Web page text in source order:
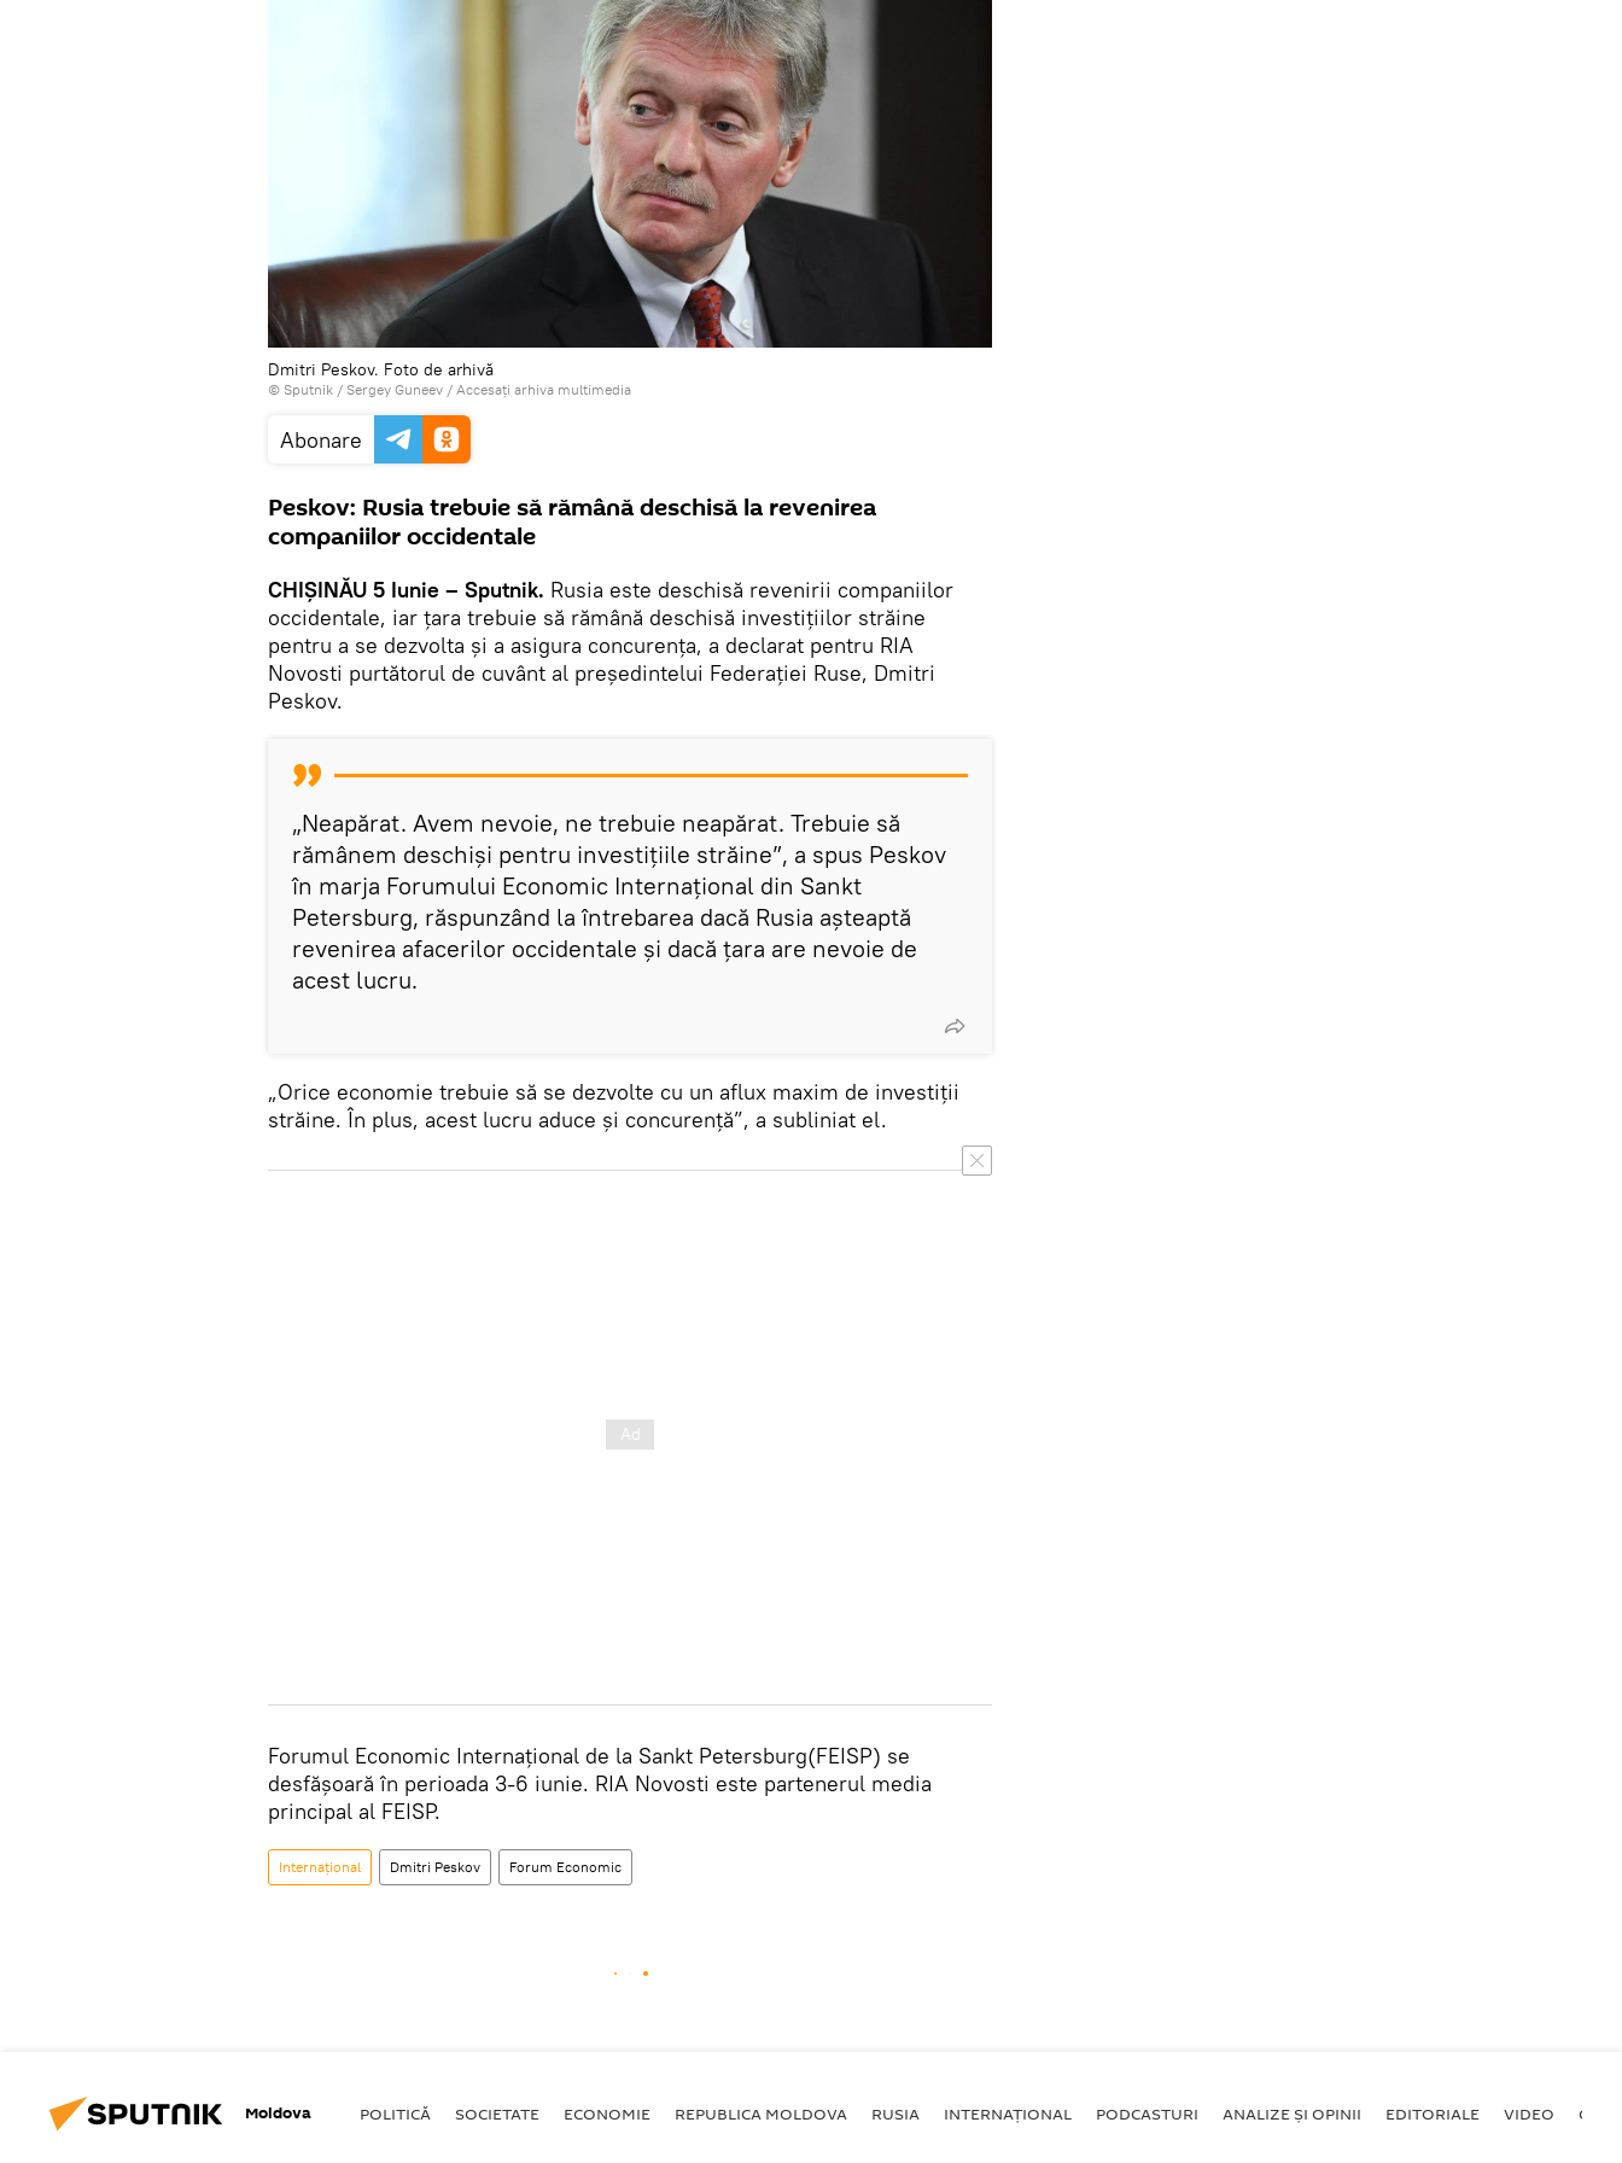
Dmitri Peskov. Foto de arhivă
© Sputnik / Sergey Guneev / Accesați arhiva multimedia
Abonare
Peskov: Rusia trebuie să rămână deschisă la revenirea
companiilor occidentale
CHIȘINĂU 5 Iunie – Sputnik. Rusia este deschisă revenirii companiilor
occidentale, iar țara trebuie să rămână deschisă investițiilor străine
pentru a se dezvolta și a asigura concurența, a declarat pentru RIA
Novosti purtătorul de cuvânt al președintelui Federației Ruse, Dmitri
Peskov.
„Neapărat. Avem nevoie, ne trebuie neapărat. Trebuie să
rămânem deschiși pentru investițiile străine”, a spus Peskov
în marja Forumului Economic Internațional din Sankt
Petersburg, răspunzând la întrebarea dacă Rusia așteaptă
revenirea afacerilor occidentale și dacă țara are nevoie de
acest lucru.
„Orice economie trebuie să se dezvolte cu un aflux maxim de investiții
străine. În plus, acest lucru aduce și concurență”, a subliniat el.
Forumul Economic Internațional de la Sankt Petersburg(FEISP) se
desfășoară în perioada 3-6 iunie. RIA Novosti este partenerul media
principal al FEISP.
Internațional Dmitri Peskov Forum Economic
Moldova POLITICĂ SOCIETATE ECONOMIE REPUBLICA MOLDOVA RUSIA INTERNAȚIONAL PODCASTURI ANALIZE ȘI OPINII EDITORIALE VIDEO